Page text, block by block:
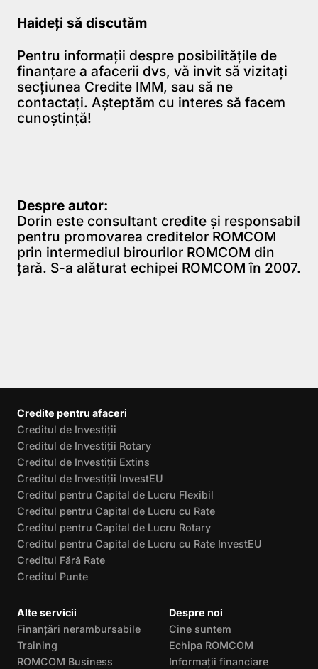
Haideți să discutăm
Pentru informaţii despre posibilităţile de
finanţare a afacerii dvs, vă invit să vizitaţi
secţiunea Credite IMM, sau să ne
contactaţi. Aşteptăm cu interes să facem
cunoştinţă!
Despre autor:
Dorin este consultant credite şi responsabil
pentru promovarea creditelor ROMCOM
prin intermediul birourilor ROMCOM din
ţară. S-a alăturat echipei ROMCOM în 2007.
Credite pentru afaceri
Creditul de Investiții
Creditul de Investiții Rotary
Creditul de Investiții Extins
Creditul de Investiții InvestEU
Creditul pentru Capital de Lucru Flexibil
Creditul pentru Capital de Lucru cu Rate
Creditul pentru Capital de Lucru Rotary
Creditul pentru Capital de Lucru cu Rate InvestEU
Creditul Fără Rate
Creditul Punte
Alte servicii
Finanțări nerambursabile
Training
ROMCOM Business
Despre noi
Cine suntem
Echipa ROMCOM
Informații financiare